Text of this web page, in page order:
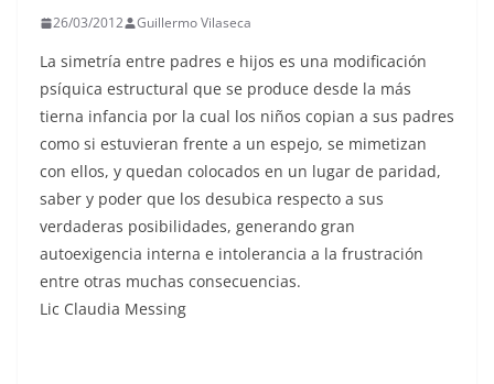
26/03/2012 Guillermo Vilaseca
La simetría entre padres e hijos es una modificación
psíquica estructural que se produce desde la más
tierna infancia por la cual los niños copian a sus padres
como si estuvieran frente a un espejo, se mimetizan
con ellos, y quedan colocados en un lugar de paridad,
saber y poder que los desubica respecto a sus
verdaderas posibilidades, generando gran
autoexigencia interna e intolerancia a la frustración
entre otras muchas consecuencias.
Lic Claudia Messing